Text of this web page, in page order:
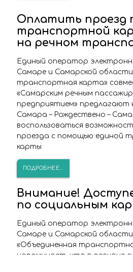
Оплатить проезд
транспортной
на речном
Единый оператор
Самаре и Самарской
транспортная карта»
«Самарским речным
предприятием»
Самара – Рождествено –
воспользоваться
проезда с помощью единой
карты
ПОДРОБНЕЕ...
Внимание!
по социальным
Единый оператор
Самаре и Самарской
«Объединенная
напоминает, что в регионе